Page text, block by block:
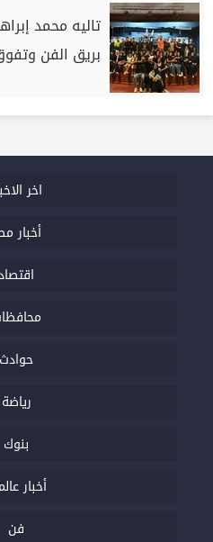
تاليه محمد
بريق الفن
اخر
أخبار
حوادث
رياضة
بنوك
أخبار
فن